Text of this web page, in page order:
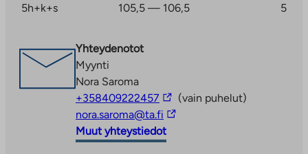
5h+k+s
105,5 — 106,5 5
Yhteydenotot
Myynti
Nora Saroma
+358409222457 Linkki
vie
ulkopuoliseen
palveluun
(vain puhelut)
nora.saroma@ta.fi Linkki
vie
ulkopuoliseen
Muut yhteystiedot